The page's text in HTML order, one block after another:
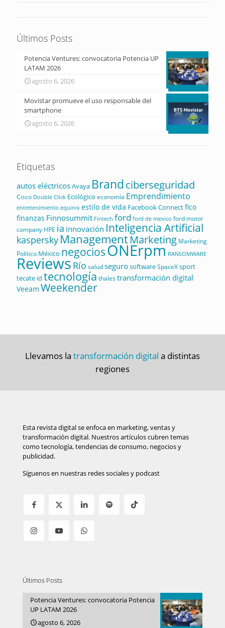
Últimos Posts
Potencia Ventures: convocatoria Potencia UP
LATAM 2026
agosto 6, 2026
Movistar promueve el uso responsable del
smartphone
agosto 6, 2026
Etiquetas
autos eléctricosAvaya Brandciberseguridad
Cisco Double Click Ecológico economía Emprendimiento
entretenimiento equinix estilo de vida Facebook Connectfico
finanzas Finnosummit Fintech ford ford de mexico ford motor
company HPE ia innovación Inteligencia Artificial
kaspersky ManagementMarketing Marketing
Político México negociosONErpm RANSOMWARE
Reviews Río saludsegurosoftwareSpaceXsport
tecate id tecnología thalestransformación digital
Veeam Weekender
Llevamos la transformación digital a distintas
regiones
Esta revista digital se enfoca en marketing, ventas y
transformación digital. Nuestros artículos cubren temas
como tecnología, tendencias de consumo, negocios y
publicidad.
Síguenos en nuestras redes sociales y podcast
Últimos Posts
Potencia Ventures: convocatoria Potencia
UP LATAM 2026
agosto 6, 2026